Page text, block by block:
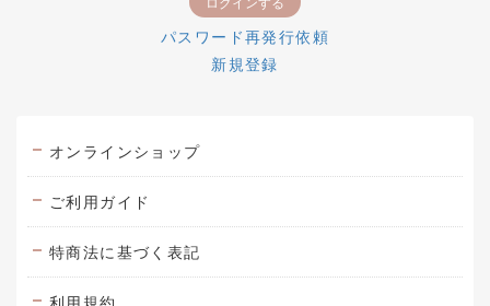
パスワード再発行依頼
新規登録
オンラインショップ
ご利用ガイド
特商法に基づく表記
利用規約